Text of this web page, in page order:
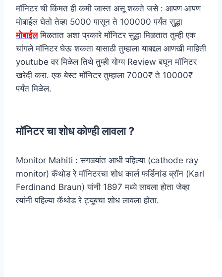
मॉनिटर ची किंमत ही कमी जास्त असू शकते जसे : आपण आपण
मोबाईल घेतो तेव्हा 5000 पासून ते 100000 पर्यंत सुद्धा
मोबाईलमिळतात अशा प्रकारे मॉनिटर सुद्धा मिळतात तुम्ही एक
चांगले मॉनिटर घेऊ शकता यासाठी तुम्हाला याबद्दल आणखी माहिती
youtube वर मिळेल तिथे तुम्ही योग्य Review बघून मॉनिटर
खरेदी करा. एक बेस्ट मॉनिटर तुम्हाला 7000₹ ते 10000₹
पर्यंत मिळेल.
मॉनिटर चा शोध कोण्ही लावला ?
Monitor Mahiti : सगळ्यांत आधी पहिल्या (cathode ray
monitor) कॅथोड रे मॉनिटरचा शोध कार्ल फर्डिनांड ब्रॉन (Karl
Ferdinand Braun) यांनी 1897 मध्ये लावला होता जेव्हा
त्यांनी पहिल्या कॅथोड रे ट्यूबचा शोध लावला होता.